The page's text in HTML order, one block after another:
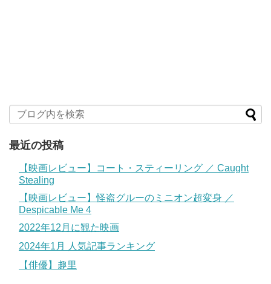
最近の投稿
【映画レビュー】コート・スティーリング ／ Caught
Stealing
【映画レビュー】怪盗グルーのミニオン超変身 ／
Despicable Me 4
2022年12月に観た映画
2024年1月 人気記事ランキング
【俳優】趣里